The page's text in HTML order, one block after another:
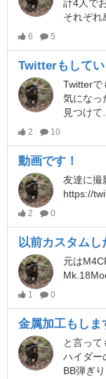
計4人で
それぞれ感想
6 5
Twitterもして
Twitterで
気になっ
見つけて
2 10
動画です！
友達に撮
https://
2 0
以前カスタムし
元は
1 0
金属加工もしま
と言って
ハイダーの穴
BB弾ぎりぎ